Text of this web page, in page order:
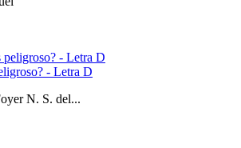
- Letra D
N. S. del...